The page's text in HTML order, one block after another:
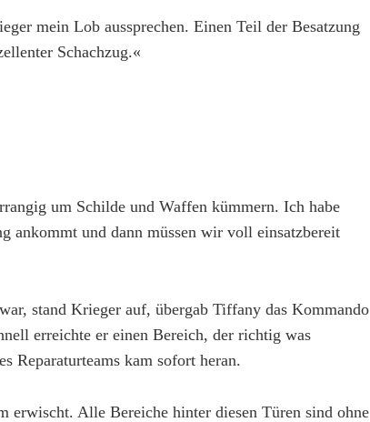
mein Lob aussprechen. Einen Teil der Besatzung
Schachzug.«
um Schilde und Waffen kümmern. Ich habe
ankommt und dann müssen wir voll einsatzbereit
stand Krieger auf, übergab Tiffany das Kommando
erreichte er einen Bereich, der richtig was
Reparaturteams kam sofort heran.
erwischt. Alle Bereiche hinter diesen Türen sind ohne